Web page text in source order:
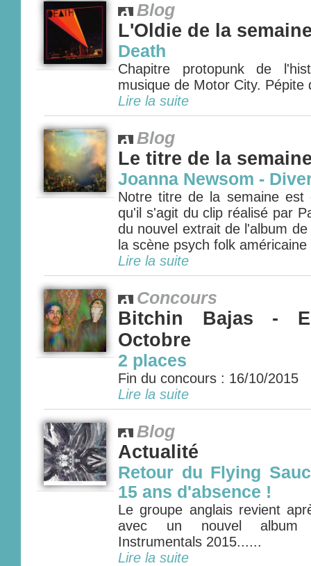
Blog
L'Oldie de la
Death
Chapitre protopunk de
musique de Motor City. Pépite
Lire la suite
Blog
Le titre de la
Joanna Newsom -
Notre titre de la semaine est
qu'il s'agit du clip réalisé par
du nouvel extrait de l'album
la scène psych folk américaine
Lire la suite
Concours
Bitchin Bajas -
Octobre
2 places
Fin du concours : 16/10/2015
Lire la suite
Blog
Actualité
Retour du Flying
15 ans d'absence !
Le groupe anglais revient
avec un nouvel album
Instrumentals 2015......
Lire la suite